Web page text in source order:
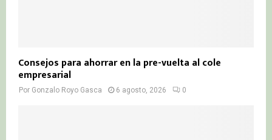
Consejos para ahorrar en la pre-vuelta al cole
empresarial
Por Gonzalo Royo Gasca 6 agosto, 2026 0